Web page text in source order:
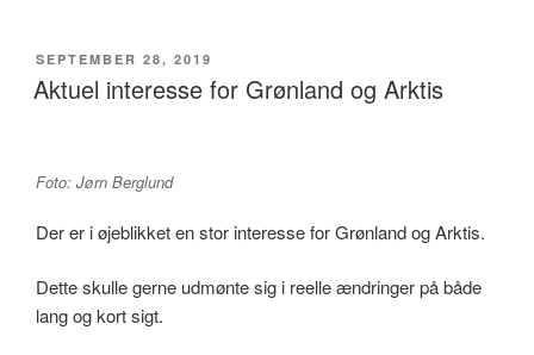
UDGIVET
DEN
SEPTEMBER 28, 2019
Aktuel interesse for Grønland og Arktis
Foto: Jørn Berglund
Der er i øjeblikket en stor interesse for Grønland og Arktis.
Dette skulle gerne udmønte sig i reelle ændringer på både
lang og kort sigt.